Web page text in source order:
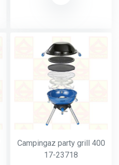
Campingaz party grill 400
17-23718